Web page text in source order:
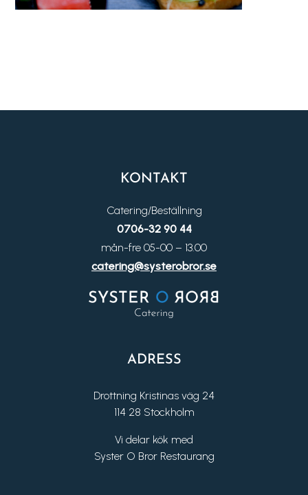
KONTAKT
Catering/Beställning
0706-32 90 44
mån-fre 05-00 – 13.00
catering@systerobror.se
ADRESS
Drottning Kristinas väg 24
114 28 Stockholm
Vi delar kök med
Syster O Bror Restaurang